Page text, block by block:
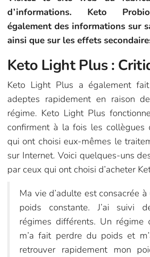
d’informations. Keto
également des informations sur
ainsi que sur les effets
Keto Light Plus :
Keto Light Plus a également
adeptes rapidement en raison
régime. Keto Light Plus
confirment à la fois les collègues
qui ont choisi eux-mêmes le
sur Internet. Voici quelques-uns
par ceux qui ont choisi d’acheter
Ma vie d’adulte est consacrée
poids constante. J’ai suivi
régimes différents. Un régime
m’a fait perdre du poids et
retrouver rapidement mon